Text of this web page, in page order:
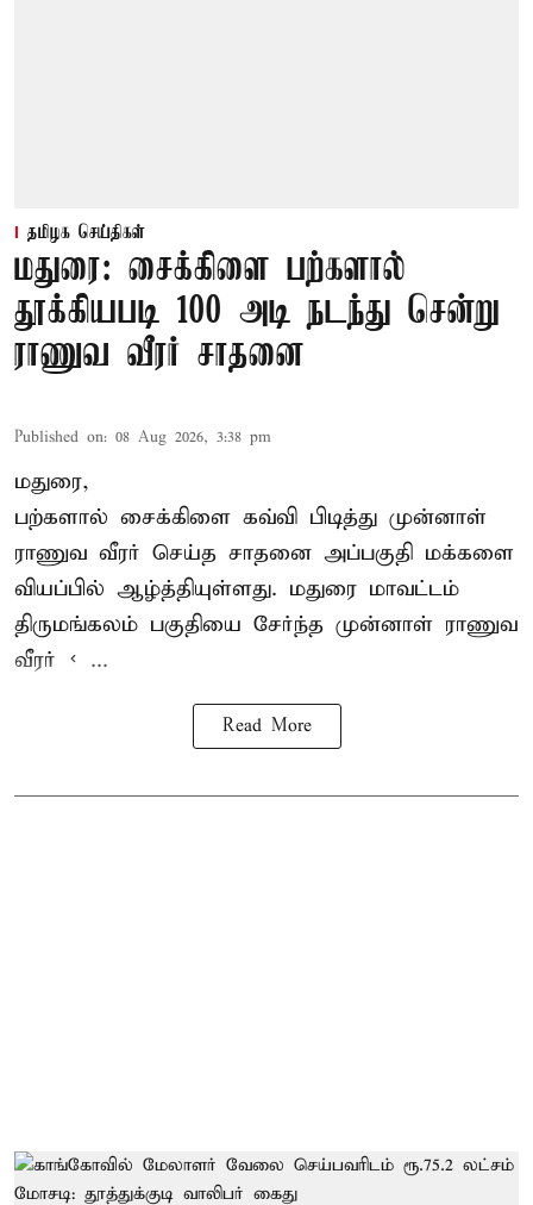
தமிழக செய்திகள்
மதுரை: சைக்கிளை பற்களால்
தூக்கியபடி 100 அடி நடந்து சென்று
ராணுவ வீரர் சாதனை
Published on: 08 Aug 2026, 3:38 pm
மதுரை,
பற்களால் சைக்கிளை கவ்வி பிடித்து முன்னாள்
ராணுவ வீரர் செய்த சாதனை அப்பகுதி மக்களை
வியப்பில் ஆழ்த்தியுள்ளது. மதுரை மாவட்டம்
திருமங்கலம் பகுதியை சேர்ந்த முன்னாள் ராணுவ
வீரர் < ...
Read More